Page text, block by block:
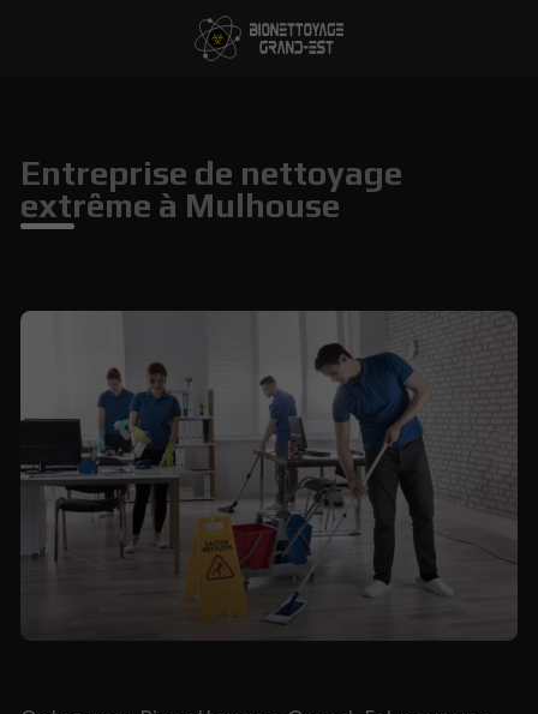
Entreprise de nettoyage
extrême à Mulhouse